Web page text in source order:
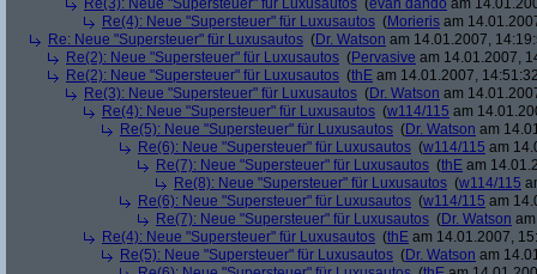
Re(3): Neue "Supersteuer" für Luxusautos (evan dando am
Re(4): Neue "Supersteuer" für Luxusautos (Morieris am
Re: Neue "Supersteuer" für Luxusautos (Dr. Watson am 14.01.2007,
Re(2): Neue "Supersteuer" für Luxusautos (Pervasive am 14.01.2007,
Re(2): Neue "Supersteuer" für Luxusautos (thE am 14.01.2007,
Re(3): Neue "Supersteuer" für Luxusautos (Dr. Watson am
Re(4): Neue "Supersteuer" für Luxusautos (w114/115 am
Re(5): Neue "Supersteuer" für Luxusautos (Dr. Watson am
Re(6): Neue "Supersteuer" für Luxusautos (w114/115 am
Re(7): Neue "Supersteuer" für Luxusautos (thE am
Re(8): Neue "Supersteuer" für Luxusautos (w114/115
Re(6): Neue "Supersteuer" für Luxusautos (w114/115 am
Re(7): Neue "Supersteuer" für Luxusautos (Dr. Watson
Re(4): Neue "Supersteuer" für Luxusautos (thE am 14.01.2007,
Re(5): Neue "Supersteuer" für Luxusautos (Dr. Watson am